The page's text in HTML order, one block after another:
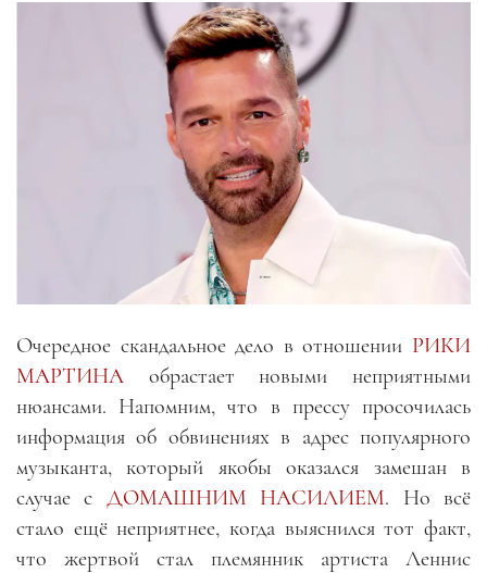
Очередное скандальное дело в отношении РИКИ
МАРТИНА обрастает новыми неприятными
нюансами. Напомним, что в прессу просочилась
информация об обвинениях в адрес популярного
музыканта, который якобы оказался замешан в
случае с ДОМАШНИМ НАСИЛИЕМ. Но всё
стало ещё неприятнее, когда выяснился тот факт,
что жертвой стал племянник артиста Леннис